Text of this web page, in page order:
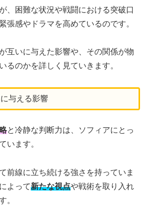
、困難な状況や戦闘における突破口
張感やドラマを高めているのです。
互いに与えた影響や、その関係が物
るのかを詳しく見ていきます。
与える影響
と冷静な判断力は、ソフィアにとっ
います。
前線に立ち続ける強さを持っていま
よって新たな視点や戦術を取り入れ
。